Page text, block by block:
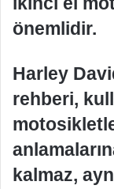
önemlidir.
Harley
rehberi,
kalmaz,